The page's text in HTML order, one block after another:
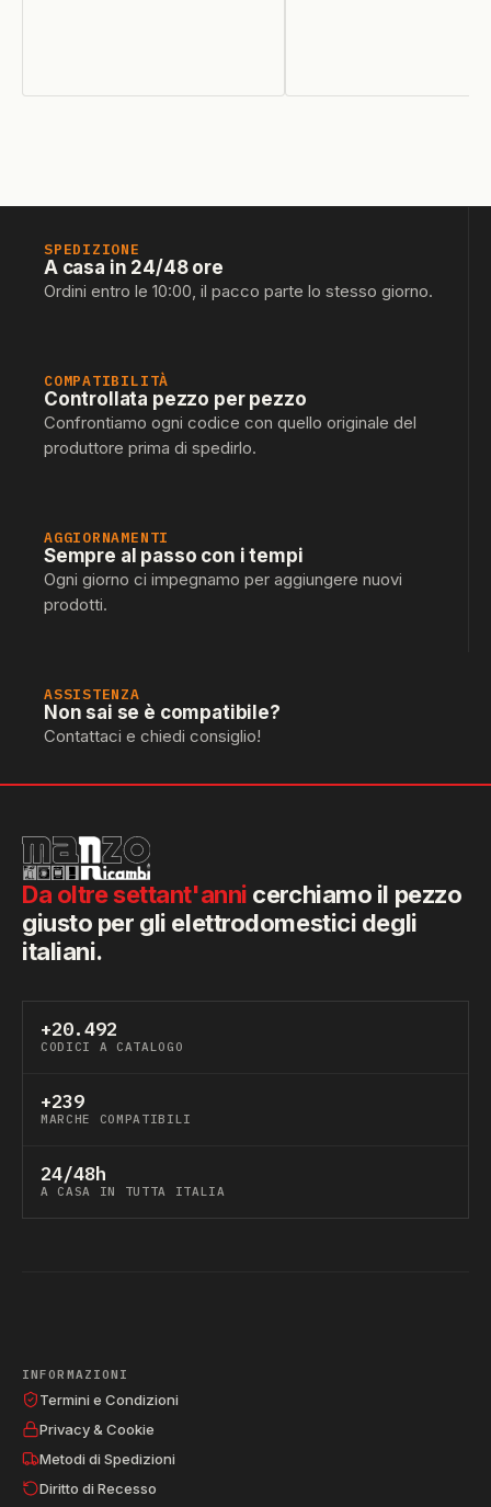
SPEDIZIONE
A casa in 24/48 ore
Ordini entro le 10:00, il pacco parte lo stesso giorno.
COMPATIBILITÀ
Controllata pezzo per pezzo
Confrontiamo ogni codice con quello originale del
produttore prima di spedirlo.
AGGIORNAMENTI
Sempre al passo con i tempi
Ogni giorno ci impegnamo per aggiungere nuovi
prodotti.
ASSISTENZA
Non sai se è compatibile?
Contattaci e chiedi consiglio!
Da oltre settant'anni cerchiamo il pezzo
giusto per gli elettrodomestici degli
italiani.
+20.492
CODICI A CATALOGO
+239
MARCHE COMPATIBILI
24/48h
A CASA IN TUTTA ITALIA
INFORMAZIONI
Termini e Condizioni
Privacy & Cookie
Metodi di Spedizioni
Diritto di Recesso